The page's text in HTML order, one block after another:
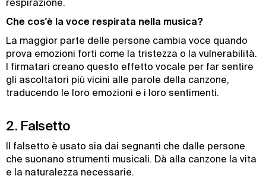
respirazione.
Che cos'è la voce respirata nella musica?
La maggior parte delle persone cambia voce quando
prova emozioni forti come la tristezza o la vulnerabilità.
I firmatari creano questo effetto vocale per far sentire
gli ascoltatori più vicini alle parole della canzone,
traducendo le loro emozioni e i loro sentimenti.
2. Falsetto
Il falsetto è usato sia dai segnanti che dalle persone
che suonano strumenti musicali. Dà alla canzone la vita
e la naturalezza necessarie.